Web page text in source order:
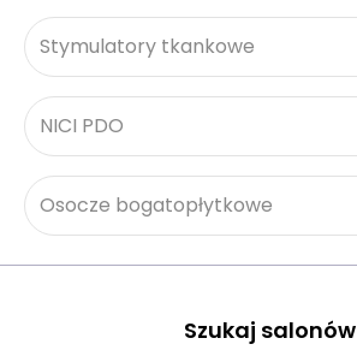
Stymulatory tkankowe
NICI PDO
Osocze bogatopłytkowe
Szukaj salonów